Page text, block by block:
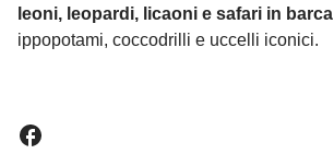
leoni, leopardi, licaoni e safari in barca
ippopotami, coccodrilli e uccelli iconici.